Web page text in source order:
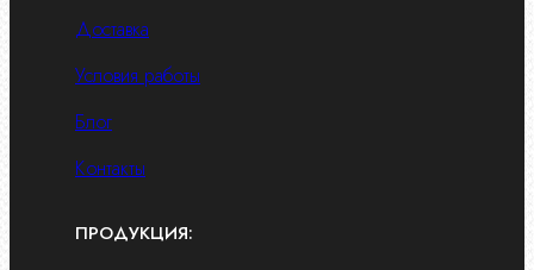
Доставка
Условия работы
Блог
Контакты
ПРОДУКЦИЯ: